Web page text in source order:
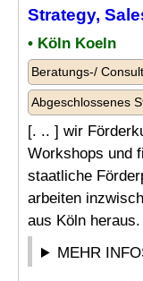
Strategy,
• Köln Koeln
Beratungs-/
Abgeschlossenes
[. .. ] wir
Workshops und
staatliche
arbeiten
aus Köln
MEHR